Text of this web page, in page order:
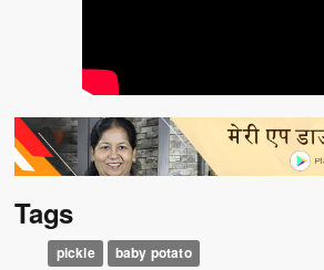
Tags
pickle baby potato